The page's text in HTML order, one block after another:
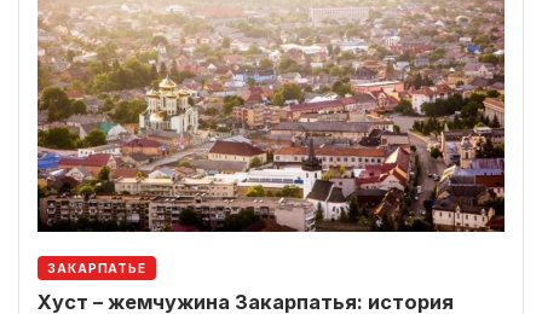
ЗАКАРПАТЬЕ
Хуст – жемчужина Закарпатья: история